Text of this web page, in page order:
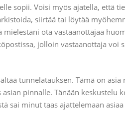
sopii. Voisi myös ajatella, että
siirtää tai löytää
mielestäni ota vastaanottajaa
jolloin vastaanottaja voi
tunnelatauksen. Tämä on
pinnalle. Tänään keskustelu
sai minut taas ajattelemaan